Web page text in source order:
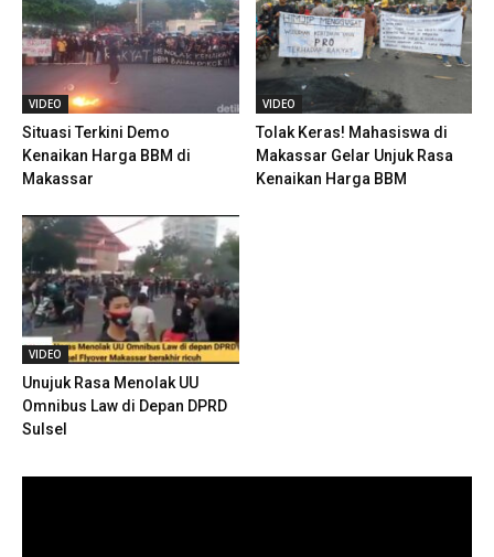
VIDEO
Situasi Terkini Demo
Kenaikan Harga BBM di
Makassar
VIDEO
Tolak Keras! Mahasiswa di
Makassar Gelar Unjuk Rasa
Kenaikan Harga BBM
VIDEO
Unujuk Rasa Menolak UU
Omnibus Law di Depan DPRD
Sulsel